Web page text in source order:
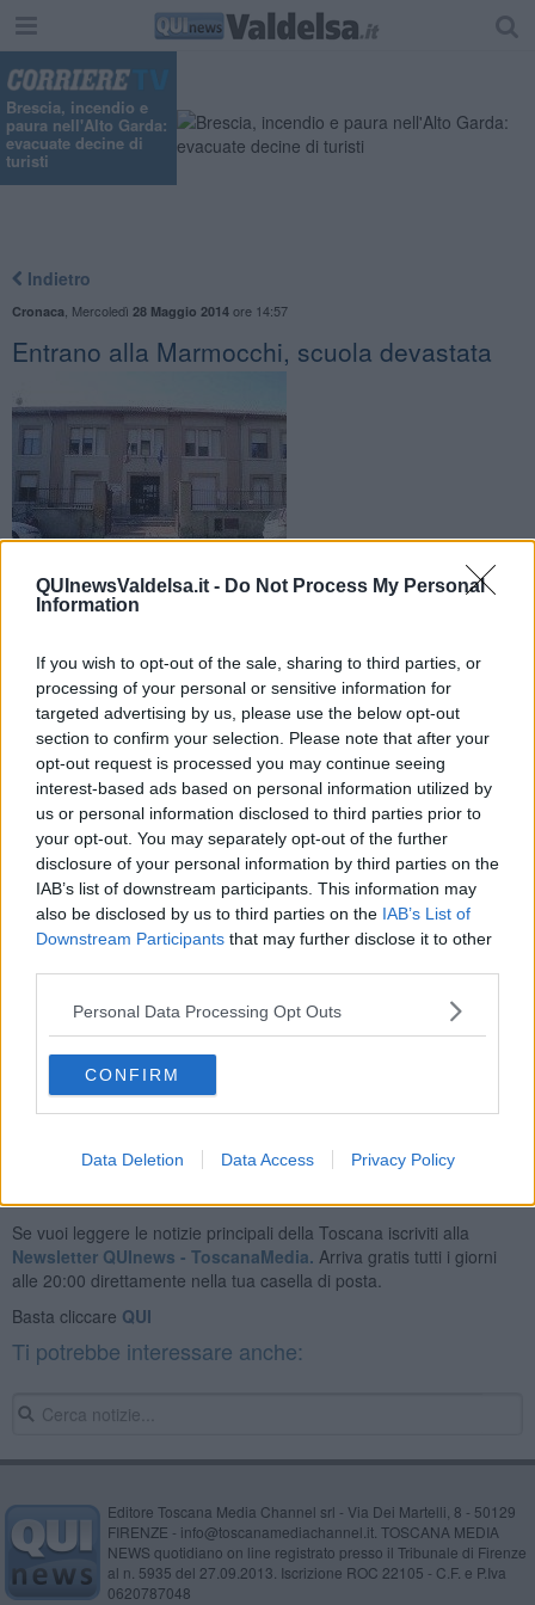
QUInewsValdelsa.it - Do Not Process My Personal
Information
If you wish to opt-out of the sale, sharing to third parties, or
processing of your personal or sensitive information for
targeted advertising by us, please use the below opt-out
section to confirm your selection. Please note that after your
opt-out request is processed you may continue seeing
interest-based ads based on personal information utilized by
us or personal information disclosed to third parties prior to
your opt-out. You may separately opt-out of the further
disclosure of your personal information by third parties on the
IAB’s list of downstream participants. This information may
also be disclosed by us to third parties on the IAB’s List of
Downstream Participants that may further disclose it to other
Personal Data Processing Opt Outs
CONFIRM
Data Deletion Data Access Privacy Policy
Brescia, incendio e
paura nell'Alto Garda:
evacuate decine di
turisti
Indietro
Cronaca Mercoledì 28 Maggio 2014ore 14:57
Entrano alla Marmocchi, scuola devastata
Nella notte alcuni ignoti si sono introdotti all'interno
POGGIBONSI — La comunicazione è arrivata direttamente dalla
scuola ai genitori dei bambini: "La scorsa notte la scuola
Marmocchi è stata vittima di atti di vandalismo con danneggiamenti
vari. Le indagini della Polizia sono in corso. Per consentire i rilievi e
ripristinare la normalità la scuola è rimasta chiusa oggi. Le lezioni
riprendono regolarmente domani, 29 maggio". Ignoti sono infatti
entrati all'interno della scuola poggibonsese e hanno fatto razzia di
tutto, rovinando anche alcune aule. Un vero e proprio atto di
di Poggibonsi.
Se vuoi leggere le notizie principali della Toscana iscriviti alla
Newsletter QUInews - ToscanaMedia. Arriva gratis tutti i giorni
alle 20:00 direttamente nella tua casella di posta.
Basta cliccare QUI
Ti potrebbe interessare anche:
Editore Toscana Media Channel srl - Via Dei Martelli, 8 - 50129
FIRENZE - info@toscanamediachannel.it. TOSCANA MEDIA
NEWS quotidiano on line registrato presso il Tribunale di Firenze
al n. 5935 del 27.09.2013. Iscrizione ROC 22105 - C.F. e P.Iva
0620787048